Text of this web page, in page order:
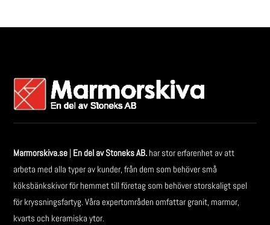
Marmorskiva.se | En del av Stoneks AB.har stor erfarenhet av att
arbeta med alla typer av kunder, från dem som behöver små
köksbänkskivor för hemmet till företag som behöver storskaligt spel
för kryssningsfartyg. Våra expertområden omfattar granit, marmor,
kvarts och keramiska ytor.